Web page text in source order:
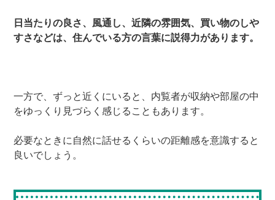
日当たりの良さ、風通し、近隣の雰囲気、買い物のしや
すさなどは、住んでいる方の言葉に説得力があります。
一方で、ずっと近くにいると、内覧者が収納や部屋の中
をゆっくり見づらく感じることもあります。
必要なときに自然に話せるくらいの距離感を意識すると
良いでしょう。